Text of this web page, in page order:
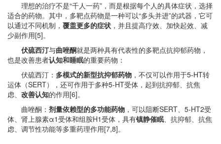
理想的治疗不是“千人一药”，而是根据每个人的具体症状，选择
适合的药物。其中，多靶点药物是一种可以“多头并进”的武器，它可
以通过不同机制， 覆盖更多的症状 ，并且提高疗效、加快起效、减
少副作用[5]。
伏硫西汀与曲唑酮就是两种具有代表性的多靶点抗抑郁药物，
也是改善患者认知和睡眠的重要药物：
伏硫西汀： 多模式的新型抗抑郁药物 ，不仅可以作用于5-HT转
运体（SERT），还可作用于多种5-HT受体，起到抗抑郁、抗焦
虑、 改善认知的作用[6]。
曲唑酮： 剂量依赖型的多功能药物 ，可以阻断SERT、5-HT2受
体、肾上腺素α1受体和组胺H1受体，具有镇静催眠、抗抑郁、抗焦
虑、调节性功能等多重药理作用[7,8]。